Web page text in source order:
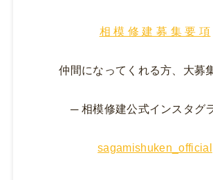
相 模 修 建 募 集 要 項
仲間になってくれる方、大募
─ 相模修建公式インスタグ
sagamishuken_official